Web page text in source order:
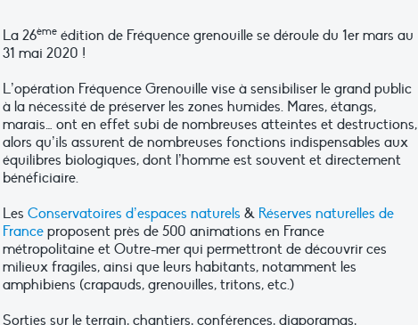
La 26ème édition de Fréquence grenouille se déroule du 1er mars au
31 mai 2020 !
L’opération Fréquence Grenouille vise à sensibiliser le grand public
à la nécessité de préserver les zones humides. Mares, étangs,
marais… ont en effet subi de nombreuses atteintes et destructions,
alors qu’ils assurent de nombreuses fonctions indispensables aux
équilibres biologiques, dont l’homme est souvent et directement
bénéficiaire.
Les Conservatoires d’espaces naturels & Réserves naturelles de
France proposent près de 500 animations en France
métropolitaine et Outre-mer qui permettront de découvrir ces
milieux fragiles, ainsi que leurs habitants, notamment les
amphibiens (crapauds, grenouilles, tritons, etc.)
Sorties sur le terrain, chantiers, conférences, diaporamas,